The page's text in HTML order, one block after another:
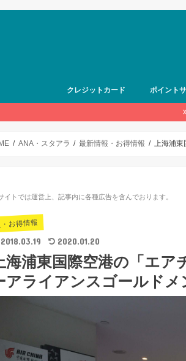
クレジットカード ポイント
ANA・スタアラ 最新情報・お得情報 上海浦
イトでは運営上、記事内に各種広告を含んでおります。
お得情報
2018.03.19 2020.01.20
海浦東国際空港の「エア
アライアンスゴールドメ